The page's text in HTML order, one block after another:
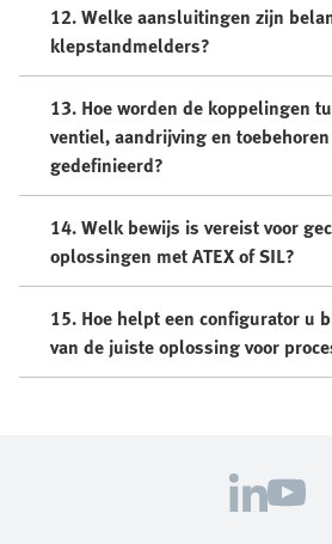
12. Welke aansluitingen zijn
klepstandmelders?
13. Hoe worden de koppelingen
ventiel, aandrijving en
gedefinieerd?
14. Welk bewijs is vereist voor
oplossingen met ATEX of SIL?
15. Hoe helpt een configurator u
van de juiste oplossing voor